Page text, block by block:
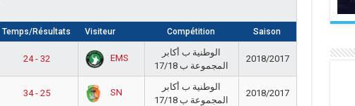
Temps/Résultats Visiteur Compétition Saison
24 - 32 EMS
الوطنية ب أكابر
المجموعة ب 17/18
2018/2017
34 - 25 SN
الوطنية ب أكابر
المجموعة ب 17/18
2018/2017